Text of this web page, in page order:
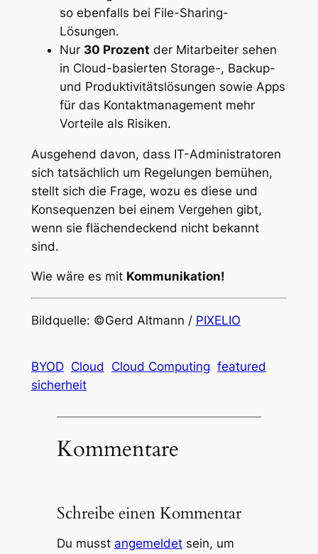
so ebenfalls bei File-Sharing-
Lösungen.
Nur 30 Prozent der Mitarbeiter sehen
in Cloud-basierten Storage-, Backup-
und Produktivitätslösungen sowie Apps
für das Kontaktmanagement mehr
Vorteile als Risiken.
Ausgehend davon, dass IT-Administratoren
sich tatsächlich um Regelungen bemühen,
stellt sich die Frage, wozu es diese und
Konsequenzen bei einem Vergehen gibt,
wenn sie flächendeckend nicht bekannt
sind.
Wie wäre es mit Kommunikation!
Bildquelle: ©Gerd Altmann / PIXELIO
BYOD Cloud Cloud Computing featured
sicherheit
Kommentare
Schreibe einen Kommentar
Du musst angemeldetsein, um